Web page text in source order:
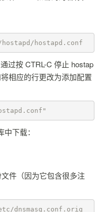
hostapd.conf
过按 CTRL-C 停止 hostap
相应的行更改为添加配置
下载：
件（因为它包含很多注
dnsmasq.conf.orig